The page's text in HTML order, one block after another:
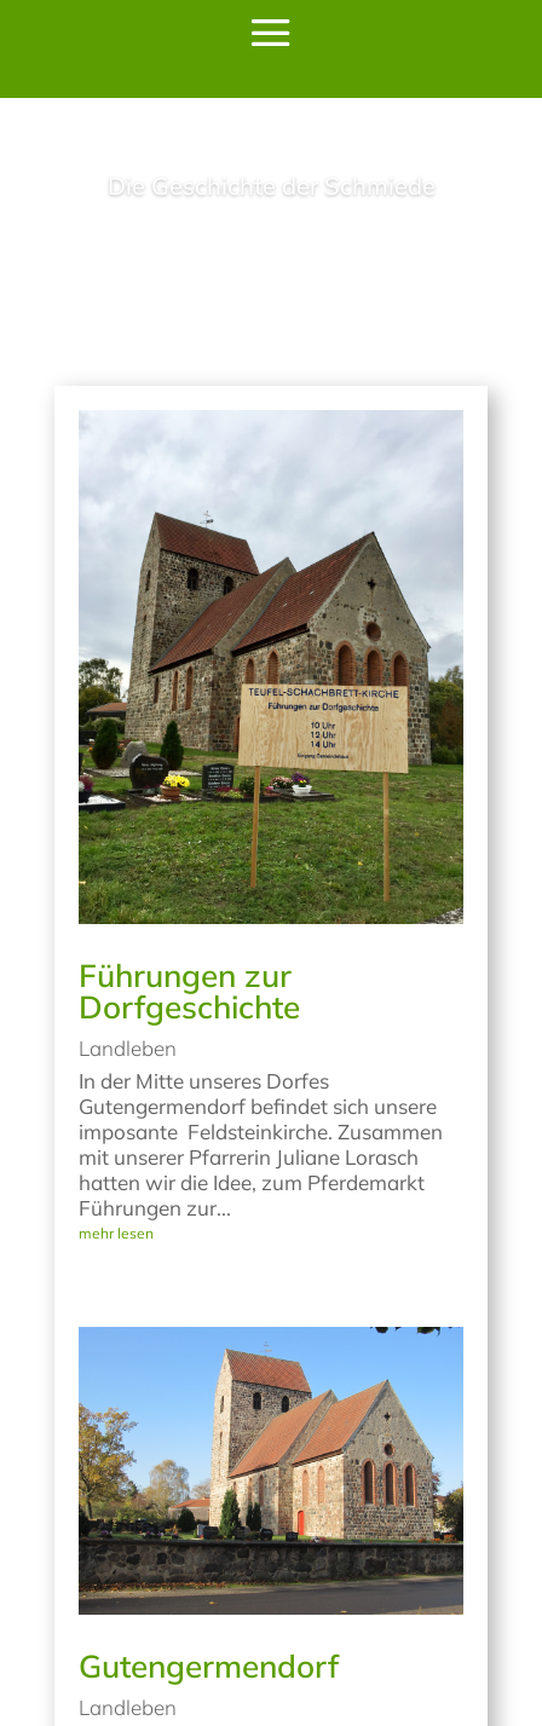
Die Geschichte der Schmiede
Führungen zur
Dorfgeschichte
Landleben
In der Mitte unseres Dorfes
Gutengermendorf befindet sich unsere
imposante Feldsteinkirche. Zusammen
mit unserer Pfarrerin Juliane Lorasch
hatten wir die Idee, zum Pferdemarkt
Führungen zur...
mehr lesen
Gutengermendorf
Landleben